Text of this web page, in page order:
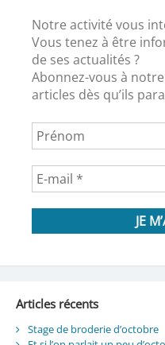
Notre activité vous
Vous tenez à être
de ses actualités ?
Abonnez-vous à
articles dès qu’ils
Articles récents
Stage de broderie d’octobre